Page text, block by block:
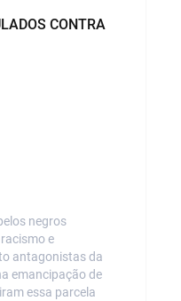
CONTRA
negros
e
antagonistas da
emancipação de
essa parcela